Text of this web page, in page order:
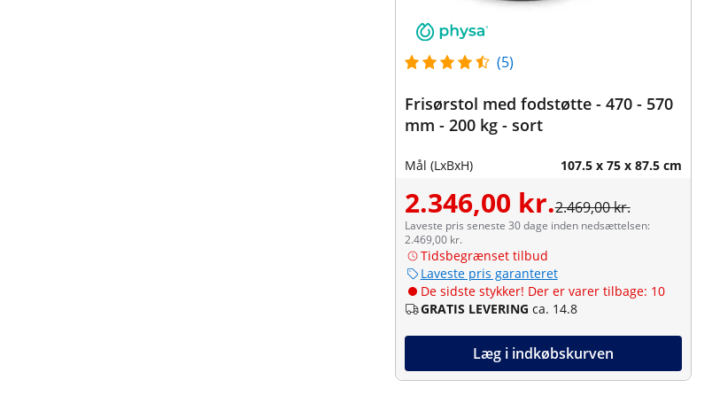
(5)
Frisørstol med fodstøtte - 470 - 570
mm - 200 kg - sort
Mål (LxBxH) 107.5 x 75 x 87.5 cm
2.346,00 kr.2.469,00 kr.
Laveste pris seneste 30 dage inden nedsættelsen:
2.469,00 kr.
Tidsbegrænset tilbud
Laveste pris garanteret
De sidste stykker! Der er varer tilbage: 10
GRATIS LEVERING ca. 14.8
Læg i indkøbskurven